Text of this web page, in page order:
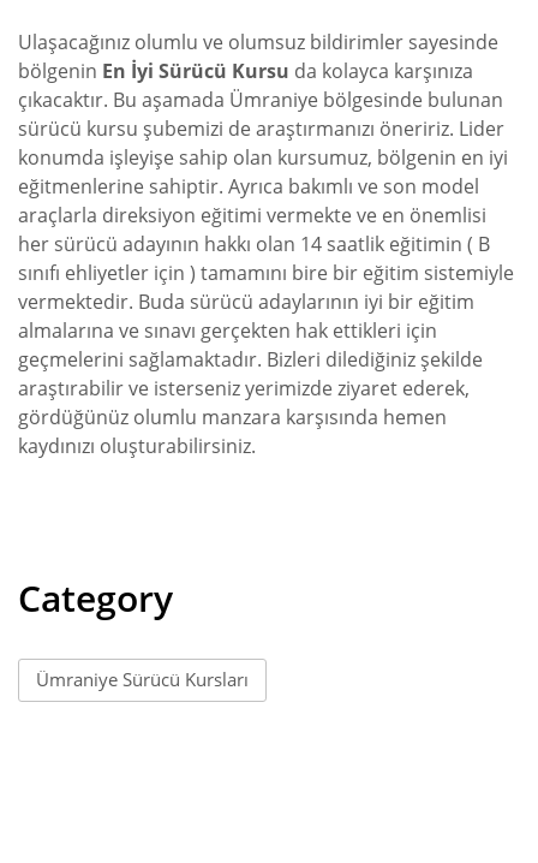
Ulaşacağınız olumlu ve olumsuz bildirimler sayesinde
bölgenin En İyi Sürücü Kursu da kolayca karşınıza
çıkacaktır. Bu aşamada Ümraniye bölgesinde bulunan
sürücü kursu şubemizi de araştırmanızı öneririz. Lider
konumda işleyişe sahip olan kursumuz, bölgenin en iyi
eğitmenlerine sahiptir. Ayrıca bakımlı ve son model
araçlarla direksiyon eğitimi vermekte ve en önemlisi
her sürücü adayının hakkı olan 14 saatlik eğitimin ( B
sınıfı ehliyetler için ) tamamını bire bir eğitim sistemiyle
vermektedir. Buda sürücü adaylarının iyi bir eğitim
almalarına ve sınavı gerçekten hak ettikleri için
geçmelerini sağlamaktadır. Bizleri dilediğiniz şekilde
araştırabilir ve isterseniz yerimizde ziyaret ederek,
gördüğünüz olumlu manzara karşısında hemen
kaydınızı oluşturabilirsiniz.
Category
Ümraniye Sürücü Kursları